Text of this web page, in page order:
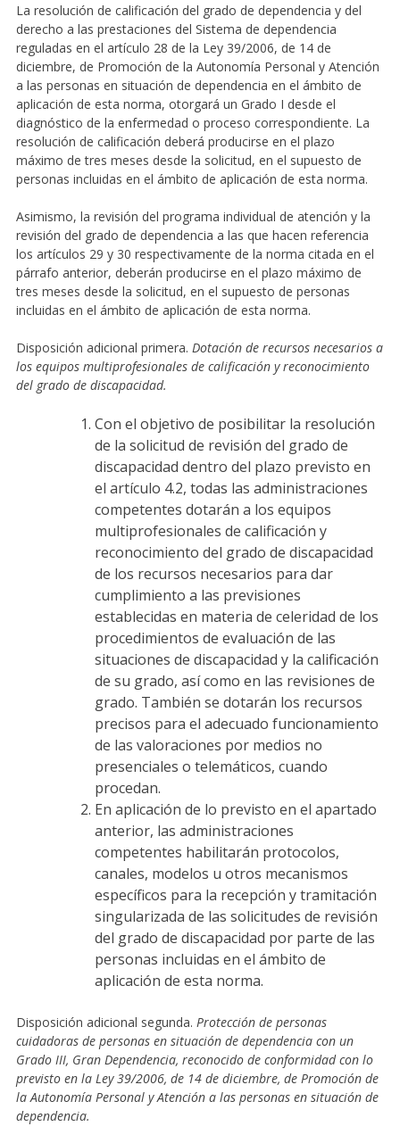
La resolución de calificación del grado de dependencia y del
derecho a las prestaciones del Sistema de dependencia
reguladas en el artículo 28 de la Ley 39/2006, de 14 de
diciembre, de Promoción de la Autonomía Personal y Atención
a las personas en situación de dependencia en el ámbito de
aplicación de esta norma, otorgará un Grado I desde el
diagnóstico de la enfermedad o proceso correspondiente. La
resolución de calificación deberá producirse en el plazo
máximo de tres meses desde la solicitud, en el supuesto de
personas incluidas en el ámbito de aplicación de esta norma.
Asimismo, la revisión del programa individual de atención y la
revisión del grado de dependencia a las que hacen referencia
los artículos 29 y 30 respectivamente de la norma citada en el
párrafo anterior, deberán producirse en el plazo máximo de
tres meses desde la solicitud, en el supuesto de personas
incluidas en el ámbito de aplicación de esta norma.
Disposición adicional primera. Dotación de recursos necesarios a
los equipos multiprofesionales de calificación y reconocimiento
del grado de discapacidad.
Con el objetivo de posibilitar la resolución
de la solicitud de revisión del grado de
discapacidad dentro del plazo previsto en
el artículo 4.2, todas las administraciones
competentes dotarán a los equipos
multiprofesionales de calificación y
reconocimiento del grado de discapacidad
de los recursos necesarios para dar
cumplimiento a las previsiones
establecidas en materia de celeridad de los
procedimientos de evaluación de las
situaciones de discapacidad y la calificación
de su grado, así como en las revisiones de
grado. También se dotarán los recursos
precisos para el adecuado funcionamiento
de las valoraciones por medios no
presenciales o telemáticos, cuando
procedan.
En aplicación de lo previsto en el apartado
anterior, las administraciones
competentes habilitarán protocolos,
canales, modelos u otros mecanismos
específicos para la recepción y tramitación
singularizada de las solicitudes de revisión
del grado de discapacidad por parte de las
personas incluidas en el ámbito de
aplicación de esta norma.
Disposición adicional segunda. Protección de personas
cuidadoras de personas en situación de dependencia con un
Grado III, Gran Dependencia, reconocido de conformidad con lo
previsto en la Ley 39/2006, de 14 de diciembre, de Promoción de
la Autonomía Personal y Atención a las personas en situación de
dependencia.